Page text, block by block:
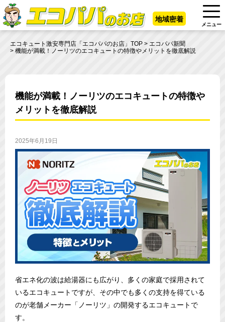
地域密着
メニュー
エコキュート激安専門店「エコパパのお店」TOP
エコパパ新聞
機能が満載！ノーリツのエコキュートの特徴やメリットを徹底解説
機能が満載！ノーリツのエコキュートの特徴や
メリットを徹底解説
2025年6月19日
省エネ化の波は給湯器にも広がり、多くの家庭で採用されて
いるエコキュートですが、その中でも多くの支持を得ている
のが老舗メーカー「ノーリツ」の開発するエコキュートで
す。